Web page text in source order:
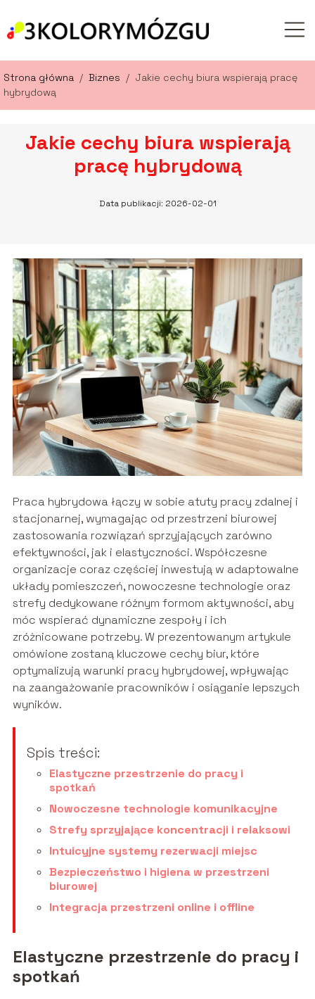
Strona główna / Biznes / Jakie cechy biura wspierają pracę
hybrydową
Jakie cechy biura wspierają
pracę hybrydową
Data publikacji: 2026-02-01
Praca hybrydowa łączy w sobie atuty pracy zdalnej i
stacjonarnej, wymagając od przestrzeni biurowej
zastosowania rozwiązań sprzyjających zarówno
efektywności, jak i elastyczności. Współczesne
organizacje coraz częściej inwestują w adaptowalne
układy pomieszczeń, nowoczesne technologie oraz
strefy dedykowane różnym formom aktywności, aby
móc wspierać dynamiczne zespoły i ich
zróżnicowane potrzeby. W prezentowanym artykule
omówione zostaną kluczowe cechy biur, które
optymalizują warunki pracy hybrydowej, wpływając
na zaangażowanie pracowników i osiąganie lepszych
wyników.
Spis treści:
Elastyczne przestrzenie do pracy i
spotkań
Nowoczesne technologie komunikacyjne
Strefy sprzyjające koncentracji i relaksowi
Intuicyjne systemy rezerwacji miejsc
Bezpieczeństwo i higiena w przestrzeni
biurowej
Integracja przestrzeni online i offline
Elastyczne przestrzenie do pracy i
spotkań